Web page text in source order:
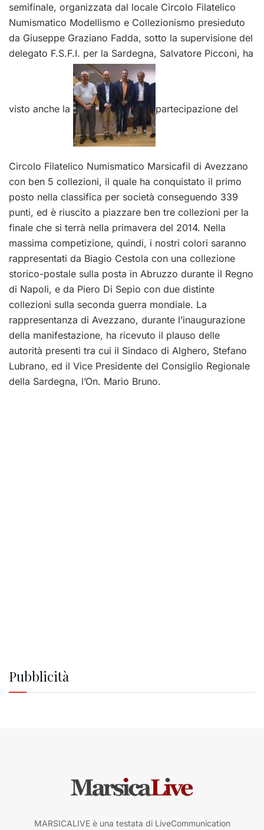
semifinale, organizzata dal locale Circolo Filatelico
Numismatico Modellismo e Collezionismo presieduto
da Giuseppe Graziano Fadda, sotto la supervisione del
delegato F.S.F.I. per la Sardegna, Salvatore Picconi, ha
visto anche la partecipazione del
Circolo Filatelico Numismatico Marsicafil di Avezzano
con ben 5 collezioni, il quale ha conquistato il primo
posto nella classifica per società conseguendo 339
punti, ed è riuscito a piazzare ben tre collezioni per la
finale che si terrà nella primavera del 2014. Nella
massima competizione, quindi, i nostri colori saranno
rappresentati da Biagio Cestola con una collezione
storico-postale sulla posta in Abruzzo durante il Regno
di Napoli, e da Piero Di Sepio con due distinte
collezioni sulla seconda guerra mondiale. La
rappresentanza di Avezzano, durante l’inaugurazione
della manifestazione, ha ricevuto il plauso delle
autorità presenti tra cui il Sindaco di Alghero, Stefano
Lubrano, ed il Vice Presidente del Consiglio Regionale
della Sardegna, l’On. Mario Bruno.
Pubblicità
MARSICALIVE è una testata di LiveCommunication